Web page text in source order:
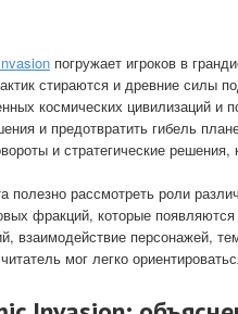
погружает игроков в
стираются и древние силы
космических цивилизаций и
и предотвратить гибель
и стратегические
рассмотреть роли
фракций, которые
взаимодействие персонажей,
мог легко